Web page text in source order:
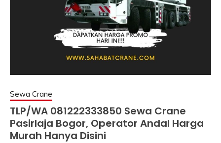
Sewa Crane
TLP/WA 081222333850 Sewa Crane
Pasirlaja Bogor, Operator Andal Harga
Murah Hanya Disini